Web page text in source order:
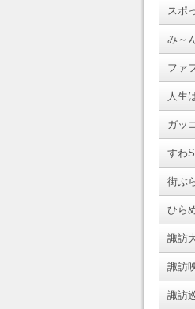
スポ
み～
ファ
人生
ガッ
すわ
街ぶ
ひら
諏訪
諏訪
諏訪